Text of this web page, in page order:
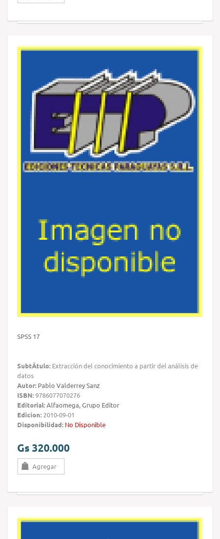
SPSS 17
SubtÃ­tulo: Extracción del conocimiento a partir del análisis de
datos
Autor: Pablo Valderrey Sanz
ISBN:9786077070276
Editorial:Alfaomega, Grupo Editor
Edicion: 2010-09-01
Disponibilidad: No Disponible
Gs 320.000
Agregar